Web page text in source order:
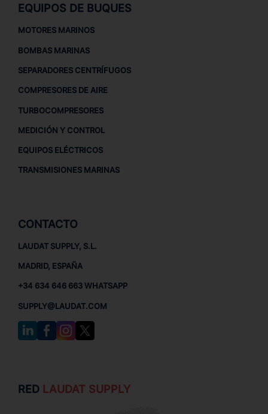
EQUIPOS DE BUQUES
MOTORES MARINOS
BOMBAS MARINAS
SEPARADORES CENTRÍFUGOS
COMPRESORES DE AIRE
TURBOCOMPRESORES
MEDICIÓN Y CONTROL
EQUIPOS ELÉCTRICOS
TRANSMISIONES MARINAS
CONTACTO
LAUDAT SUPPLY, S.L.
MADRID, ESPAÑA
+34 634 646 663 WHATSAPP
SUPPLY@LAUDAT.COM
RED LAUDAT SUPPLY